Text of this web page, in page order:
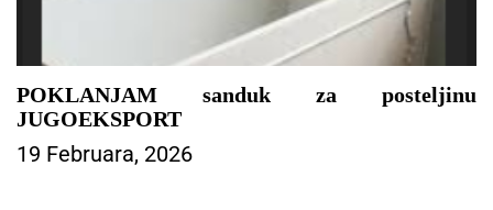
POKLANJAM sanduk za posteljinu
JUGOEKSPORT
19 Februara, 2026